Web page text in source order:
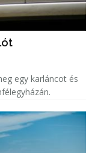
egy karláncot és